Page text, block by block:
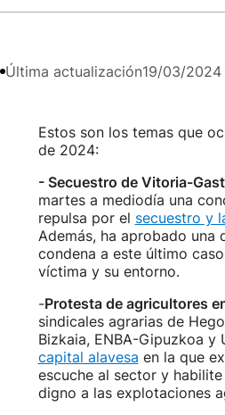
Última actualización19/03/2024
Estos son los temas que
de 2024:
- Secuestro de Vitoria-
martes a mediodía una
repulsa por el secuestro y
Además, ha aprobado una
condena a este último
víctima y su entorno.
-Protesta de agricultores
sindicales agrarias de
Bizkaia, ENBA-Gipuzkoa y
capital alavesa en la que
escuche al sector y
digno a las explotaciones